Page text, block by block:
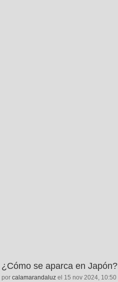
¿Cómo se aparca en Japón?
por calamarandaluz el 15 nov 2024, 10:50